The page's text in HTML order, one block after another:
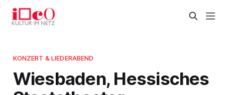
KONZERT & LIEDERABEND
Wiesbaden, Hessisches